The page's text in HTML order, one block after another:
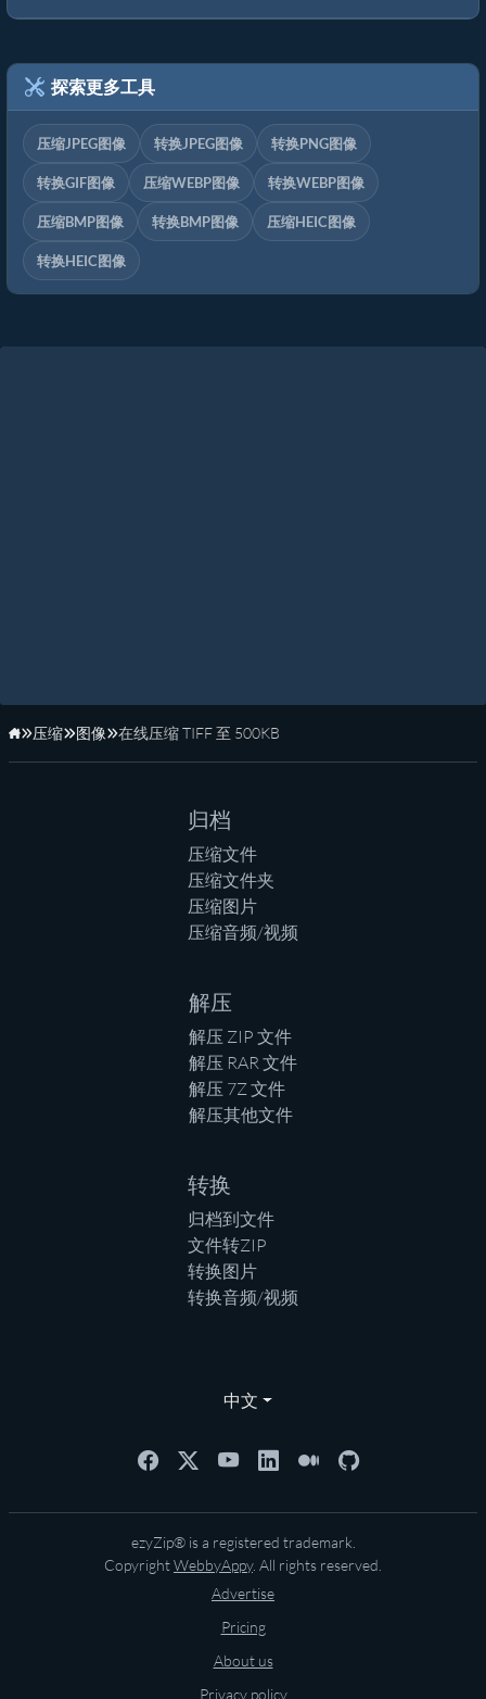
探索更多工具
压缩JPEG图像 转换JPEG图像 转换PNG图像
转换GIF图像 压缩WEBP图像 转换WEBP图像
压缩BMP图像 转换BMP图像 压缩HEIC图像
转换HEIC图像
主页
压缩 图像 在线压缩 TIFF 至 500KB
归档
压缩文件
压缩文件夹
压缩图片
压缩音频/视频
解压
解压 ZIP 文件
解压 RAR 文件
解压 7Z 文件
解压其他文件
转换
归档到文件
文件转ZIP
转换图片
转换音频/视频
中文
ezyZip® is a registered trademark.
CopyrightWebbyAppy. All rights reserved.
Advertise
Pricing
About us
Privacy policy